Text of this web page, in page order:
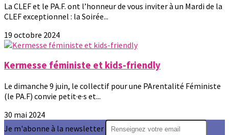
La CLEF et le PA.F. ont l’honneur de vous inviter à un Mardi de la
CLEF exceptionnel : la Soirée...
19 octobre 2024
Kermesse féministe et kids-friendly
Le dimanche 9 juin, le collectif pour une PArentalité Féministe
(le PA.F) convie petit·e·s et...
30 mai 2024
Je m'abonne à la newsletter